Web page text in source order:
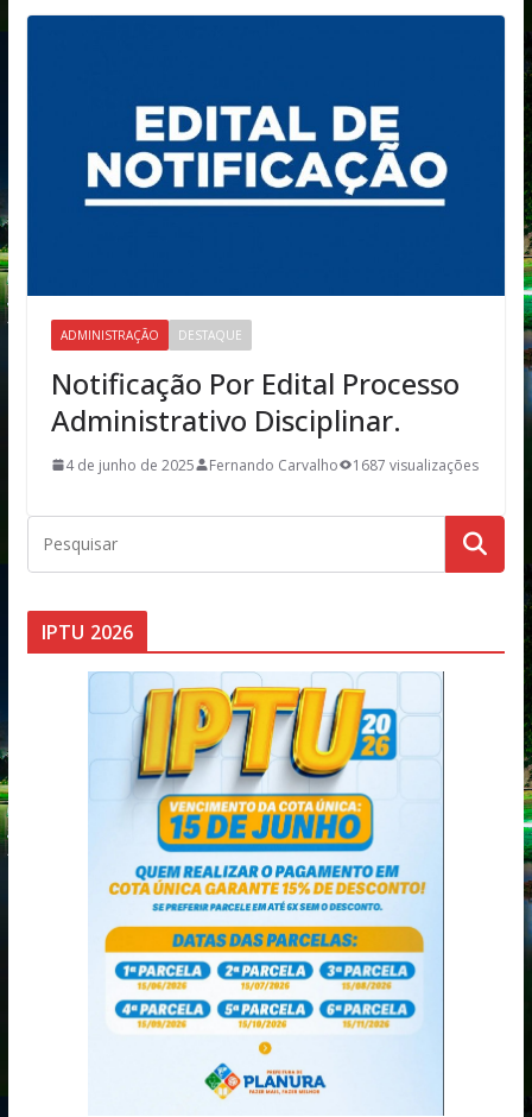
ADMINISTRAÇÃO DESTAQUE
Notificação Por Edital Processo
Administrativo Disciplinar.
4 de junho de 2025 Fernando Carvalho 1687 visualizações
IPTU 2026